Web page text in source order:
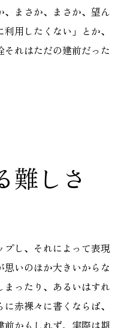
まさか、まさか、望ん
用したくない」とか、
それはただの建前だった
難しさ
し、それによって表現
いのほか大きいからな
ったり、あるいはすれ
赤裸々に書くならば、
かもしれず、実際は期